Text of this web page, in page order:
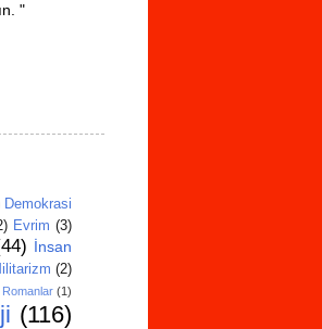
"
Demokrasi
Evrim (3)
İnsan
(2)
Romanlar (1)
(116)